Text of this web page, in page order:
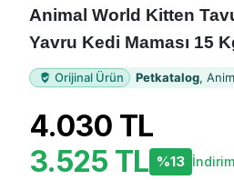
Animal World Kitten
Yavru Kedi Maması 15
Orijinal Ürün Petkatalog,
4.030 TL
3.525 TL %13